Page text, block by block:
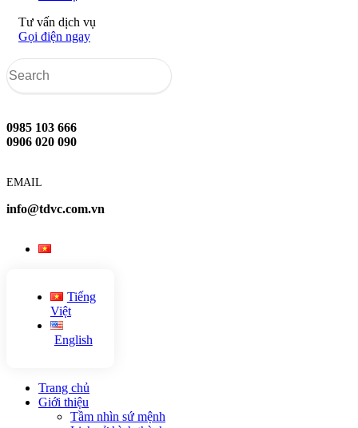
Tư vấn dịch vụ
Gọi điện ngay
0985 103 666
0906 020 090
EMAIL
info@tdvc.com.vn
Tiếng
Việt
English
Trang chủ
Giới thiệu
Tầm nhìn sứ mệnh